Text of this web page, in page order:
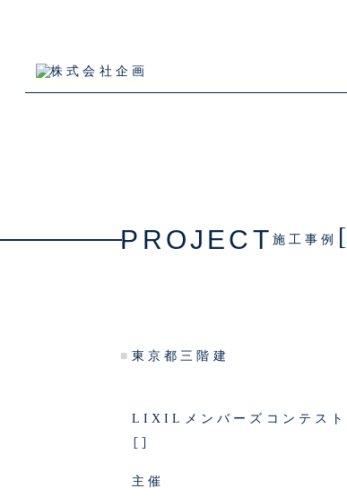
PROJECT 施工事例 [
■ 東京都三階建
LIXILメンバーズコンテスト
主催